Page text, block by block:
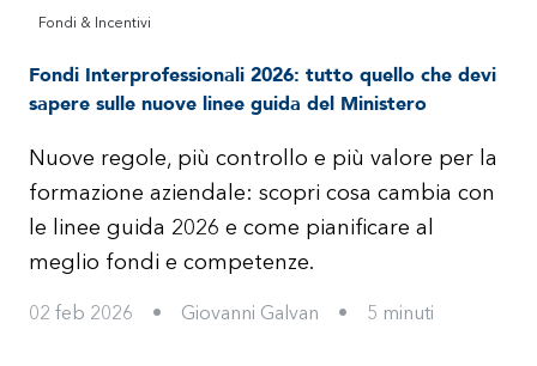
Fondi & Incentivi
Fondi Interprofessionali 2026: tutto quello che devi
sapere sulle nuove linee guida del Ministero
Nuove regole, più controllo e più valore per la
formazione aziendale: scopri cosa cambia con
le linee guida 2026 e come pianificare al
meglio fondi e competenze.
02 feb 2026 • Giovanni Galvan • 5 minuti